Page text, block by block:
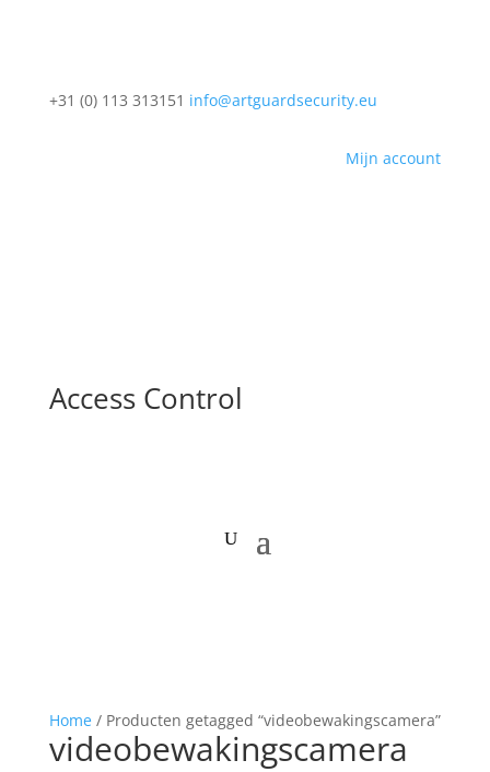
+31 (0) 113 313151 info@artguardsecurity.eu
Mijn account
Access Control
Home/ Producten getagged “videobewakingscamera”
videobewakingscamera